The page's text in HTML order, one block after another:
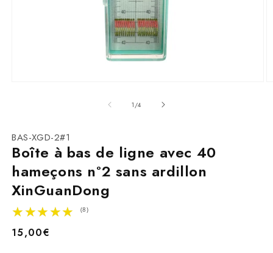
fenêtre
modale
1 /de
4
SKU:
BAS-XGD-2#1
Boîte à bas de ligne avec 40
hameçons n°2 sans ardillon
XinGuanDong
★★★★★
★★★★★ (8)
Prix
15,00€